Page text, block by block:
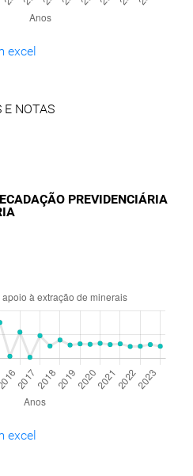
excel
E NOTAS
PREVIDENCIÁRIA
excel